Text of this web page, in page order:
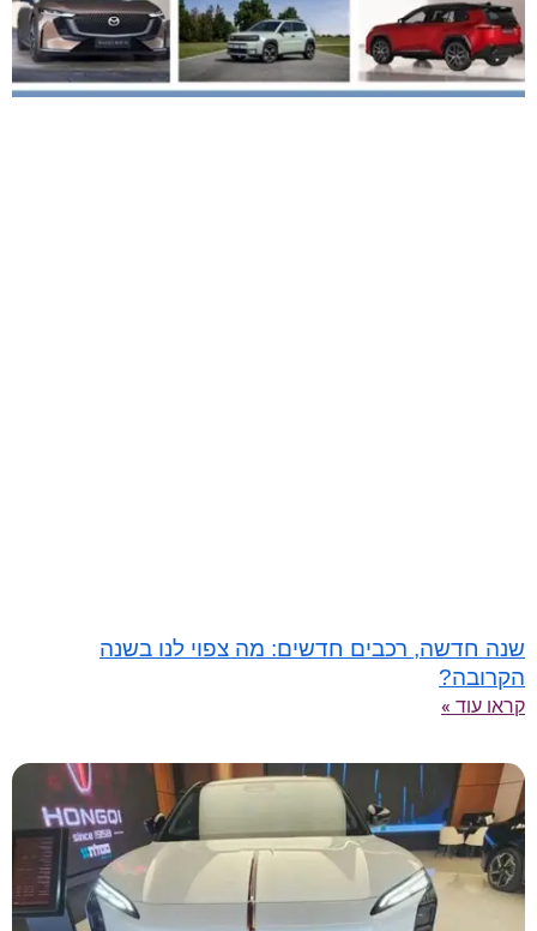
שנה חדשה, רכבים חדשים: מה צפוי לנו בשנה
הקרובה?
קראו עוד »